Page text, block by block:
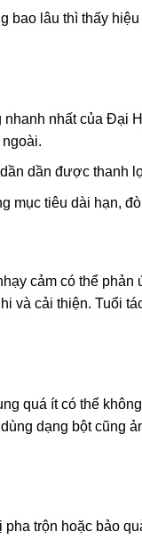
bao lâu thì thấy
nhất của Đại
dần được thanh
mục tiêu dài hạn,
cảm có thể
và cải thiện. Tuổi
quá ít có thể
dạng bột cũng
pha trộn hoặc bảo